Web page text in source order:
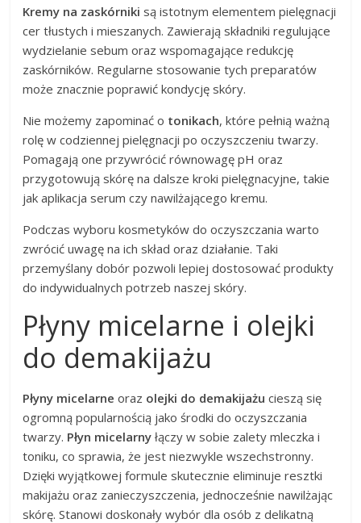
Kremy na zaskórniki są istotnym elementem pielęgnacji
cer tłustych i mieszanych. Zawierają składniki regulujące
wydzielanie sebum oraz wspomagające redukcję
zaskórników. Regularne stosowanie tych preparatów
może znacznie poprawić kondycję skóry.
Nie możemy zapominać o tonikach, które pełnią ważną
rolę w codziennej pielęgnacji po oczyszczeniu twarzy.
Pomagają one przywrócić równowagę pH oraz
przygotowują skórę na dalsze kroki pielęgnacyjne, takie
jak aplikacja serum czy nawilżającego kremu.
Podczas wyboru kosmetyków do oczyszczania warto
zwrócić uwagę na ich skład oraz działanie. Taki
przemyślany dobór pozwoli lepiej dostosować produkty
do indywidualnych potrzeb naszej skóry.
Płyny micelarne i olejki
do demakijażu
Płyny micelarne oraz olejki do demakijażu cieszą się
ogromną popularnością jako środki do oczyszczania
twarzy. Płyn micelarny łączy w sobie zalety mleczka i
toniku, co sprawia, że jest niezwykle wszechstronny.
Dzięki wyjątkowej formule skutecznie eliminuje resztki
makijażu oraz zanieczyszczenia, jednocześnie nawilżając
skórę. Stanowi doskonały wybór dla osób z delikatną